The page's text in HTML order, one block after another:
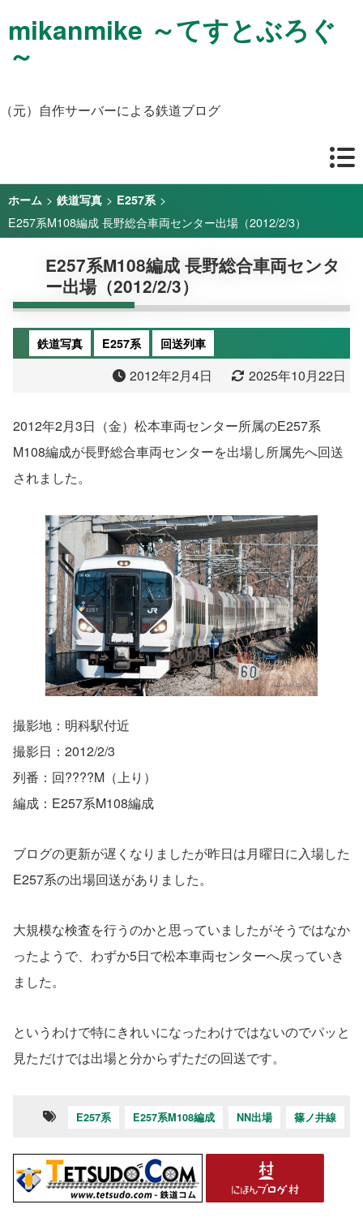
mikanmike ～てすとぶろぐ
～
（元）自作サーバーによる鉄道ブログ
ホーム > 鉄道写真 > E257系 >
E257系M108編成 長野総合車両センター出場（2012/2/3）
E257系M108編成 長野総合車両センタ
ー出場（2012/2/3）
鉄道写真 E257系 回送列車
2012年2月4日 2025年10月22日
2012年2月3日（金）松本車両センター所属のE257系
M108編成が長野総合車両センターを出場し所属先へ回送
されました。
撮影地：明科駅付近
撮影日：2012/2/3
列番：回????M（上り）
編成：E257系M108編成
ブログの更新が遅くなりましたが昨日は月曜日に入場した
E257系の出場回送がありました。
大規模な検査を行うのかと思っていましたがそうではなか
ったようで、わずか5日で松本車両センターへ戻っていき
ました。
というわけで特にきれいになったわけではないのでパッと
見ただけでは出場と分からずただの回送です。
E257系 E257系M108編成 NN出場 篠ノ井線